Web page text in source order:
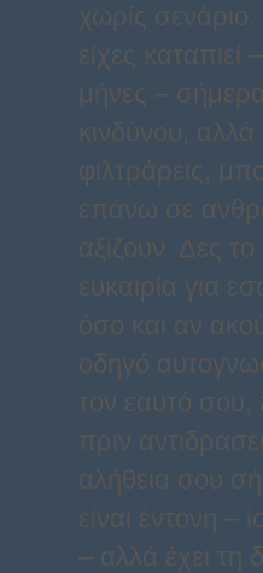
χωρίς
είχες καταπιεί
μήνες –
κινδύνου, αλλά
φιλτράρεις,
επάνω σε
αξίζουν. Δες
ευκαιρία για
όσο και αν
οδηγό
τον εαυτό σου,
πριν
αλήθεια σου
είναι έντονη –
– αλλά έχει τη